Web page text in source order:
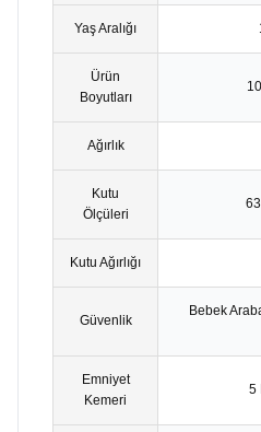
Yaş Aralığı
Ürün
Boyutları
Ağırlık
Kutu
Ölçüleri
Kutu Ağırlığı
Güvenlik
Bebek
Emniyet
Kemeri
5